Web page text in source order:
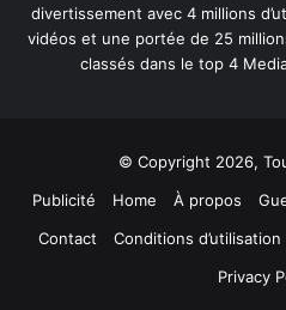
divertissement avec 4 millions
vidéos et une portée de 25
classés dans le top 4
© Copyright 2026,
Publicité
Home À propos
Contact
Conditions d’utilisation
Privacy